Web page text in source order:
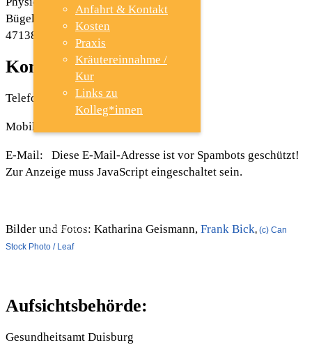
Anfahrt & Kontakt
Kosten
Praxis
Kräutereinnahme /
Kur
Links zu
Kolleg*innen
SHIATSU
Bügelstr. 3
47138 Duisburg
Kontakt:
Telefon: +49 (0) 203 / 360 305 88
Mobil: +49 1525 / 3397090
E-Mail: Diese E-Mail-Adresse ist vor Spambots geschützt!
Zur Anzeige muss JavaScript eingeschaltet sein.
Bilder und Fotos: Katharina Geismann, Frank Bick, (c) Can
Stock Photo / Leaf
Aufsichtsbehörde:
Gesundheitsamt Duisburg